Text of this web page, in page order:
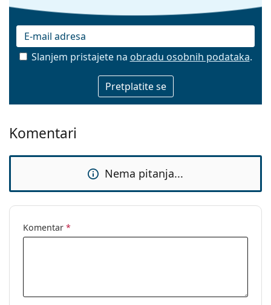
Slanjem pristajete na obradu osobnih podataka.
Komentari
Nema pitanja...
Komentar *